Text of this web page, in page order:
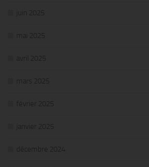
juin 2025
mai 2025
avril 2025
mars 2025
février 2025
janvier 2025
décembre 2024